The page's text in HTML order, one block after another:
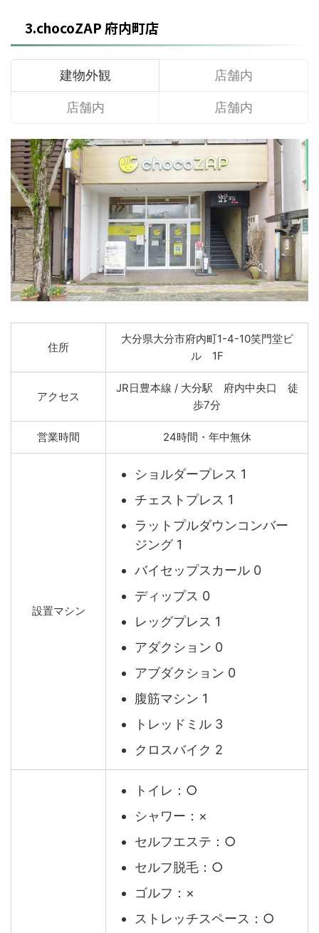
3.chocoZAP 府内町店
建物外観 店舗内
店舗内 店舗内
住所
大分県大分市府内町1-4-10笑門堂ビ
ル 1F
アクセス
JR日豊本線 / 大分駅 府内中央口 徒
歩7分
営業時間 24時間・年中無休
設置マシン
ショルダープレス 1
チェストプレス 1
ラットプルダウンコンバー
ジング 1
バイセップスカール 0
ディップス 0
レッグプレス 1
アダクション 0
アブダクション 0
腹筋マシン 1
トレッドミル 3
クロスバイク 2
トイレ：○
シャワー：×
セルフエステ：○
セルフ脱毛：○
ゴルフ：×
ストレッチスペース：○